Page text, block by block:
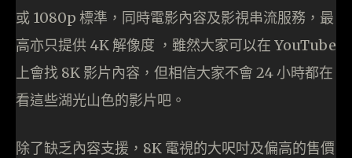
或 1080p 標準，同時電影內容及影視串流服務，最
高亦只提供 4K 解像度 ，雖然大家可以在 YouTube
上會找 8K 影片內容，但相信大家不會 24 小時都在
看這些湖光山色的影片吧。
除了缺乏內容支援，8K 電視的大呎吋及偏高的售價